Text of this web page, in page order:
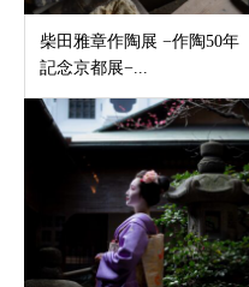
柴田雅章作陶展 −作陶50年
記念京都展−...